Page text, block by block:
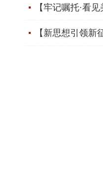
【牢记嘱托·看
【新思想引领